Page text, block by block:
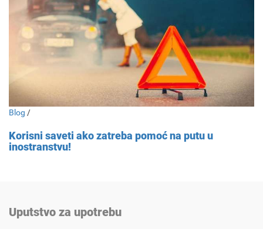
Blog /
Korisni saveti ako zatreba pomoć na putu u
inostranstvu!
Uputstvo za upotrebu